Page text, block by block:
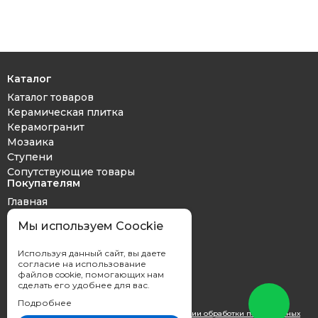
Каталог
Каталог товаров
Керамическая плитка
Керамогранит
Мозаика
Ступени
Сопутствующие товары
Покупателям
Главная
Дизайн проект
Оплата и доставка
Контакты
Вы принимаете условияполитики в отношении обработки персональных
Мы используем Coockie
Используя данный сайт, вы даете
согласие на использование
файлов cookie, помогающих нам
сделать его удобнее для вас.
Подробнее